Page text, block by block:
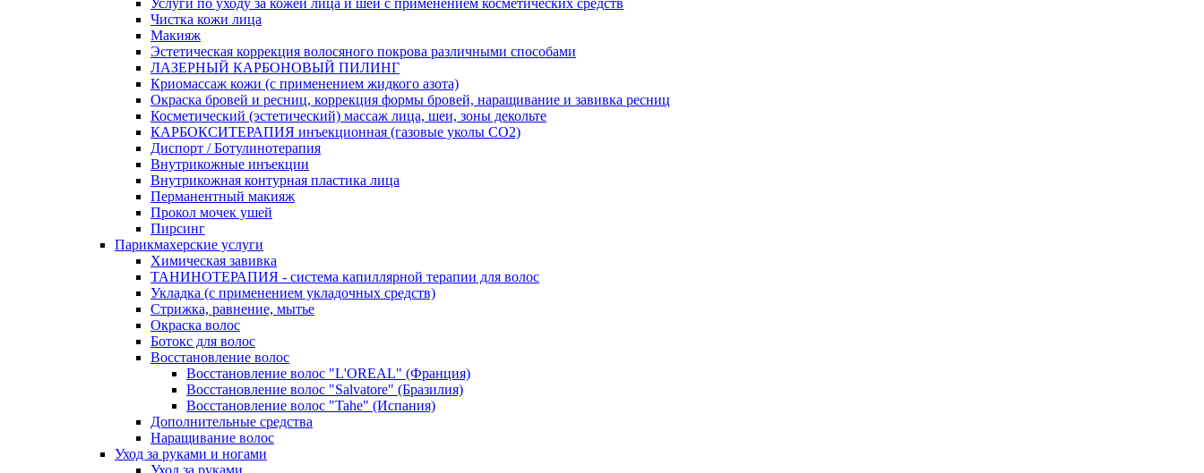
Услуги по уходу за кожей лица и шеи с применением косметических средств
Чистка кожи лица
Макияж
Эстетическая коррекция волосяного покрова различными способами
ЛАЗЕРНЫЙ КАРБОНОВЫЙ ПИЛИНГ
Криомассаж кожи (с применением жидкого азота)
Окраска бровей и ресниц, коррекция формы бровей, наращивание и завивка ресниц
Косметический (эстетический) массаж лица, шеи, зоны декольте
КАРБОКСИТЕРАПИЯ инъекционная (газовые уколы СО2)
Диспорт / Ботулинотерапия
Внутрикожные инъекции
Внутрикожная контурная пластика лица
Перманентный макияж
Прокол мочек ушей
Пирсинг
Парикмахерские услуги
Химическая завивка
ТАНИНОТЕРАПИЯ - система капиллярной терапии для волос
Укладка (с применением укладочных средств)
Стрижка, равнение, мытье
Окраска волос
Ботокс для волос
Восстановление волос
Восстановление волос "L'OREAL" (Франция)
Восстановление волос "Salvatore" (Бразилия)
Восстановление волос "Tahe" (Испания)
Дополнительные средства
Наращивание волос
Уход за руками и ногами